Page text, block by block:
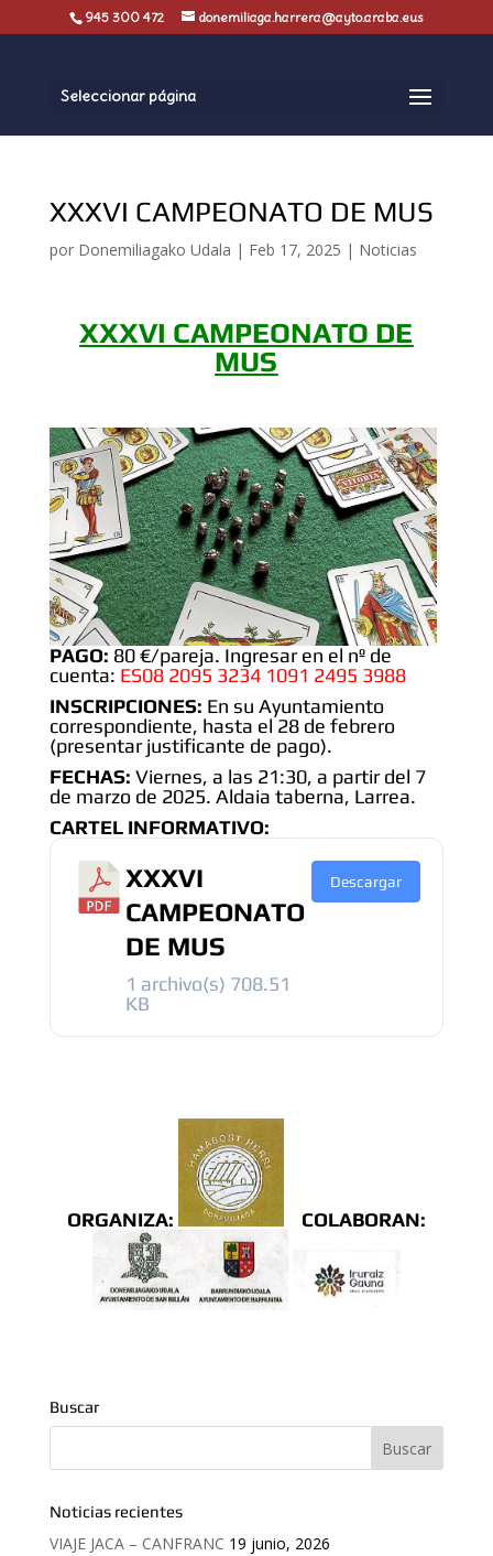
945 300 472 donemiliaga.harrera@ayto.araba.eus
Seleccionar página
XXXVI CAMPEONATO DE MUS
por Donemiliagako Udala | Feb 17, 2025 | Noticias
XXXVI CAMPEONATO DE
MUS
PAGO: 80 €/pareja. Ingresar en el nº de
cuenta: ES08 2095 3234 1091 2495 3988
INSCRIPCIONES: En su Ayuntamiento
correspondiente, hasta el 28 de febrero
(presentar justificante de pago).
FECHAS: Viernes, a las 21:30, a partir del 7
de marzo de 2025. Aldaia taberna, Larrea.
CARTEL INFORMATIVO:
XXXVI
CAMPEONATO
DE MUS
1 archivo(s) 708.51
KB
Descargar
ORGANIZA: COLABORAN:
Buscar
Noticias recientes
VIAJE JACA – CANFRANC 19 junio, 2026